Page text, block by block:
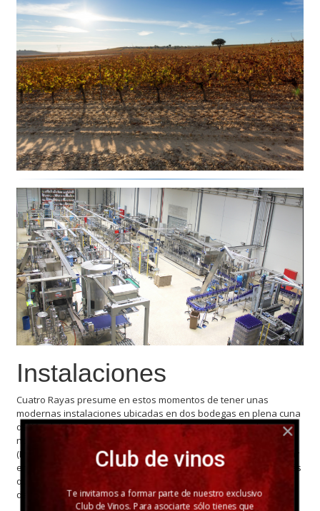
Instalaciones
Cuatro Rayas presume en estos momentos de tener unas
modernas instalaciones ubicadas en dos bodegas en plena cuna
del Verdejo, La Seca. La bodega ha sido certificada con las
normas de calidad BRC (British Retail Consulting) e IFS
(International Food Standard), imprescindibles para comercializar
en los mercados europeos. Estas certificaciones avalan el interés
que tiene por lograr una excelente calidad en todas y cada una
de las fases de elaboración de sus productos.
Club de vinos
Te invitamos a formar parte de nuestro exclusivo
Club de Vinos. Para asociarte sólo tienes que